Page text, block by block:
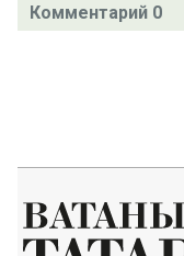
Комментарий 0